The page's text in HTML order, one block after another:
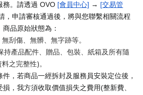
務。請透過 OVO [會員中心] → [交易管
，申請審核通過後，將與您聯繫相關流程
品原始狀態為：
刮傷、無髒、無字跡等。
持產品配件、贈品、包裝、紙箱及所有隨
之完整性)。
，若商品一經拆封及服務員安裝定位後，
，我方須收取價值損失之費用(整新費、